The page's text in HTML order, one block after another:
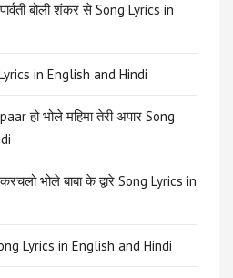
बोली शंकर से Song Lyrics in
in English and Hindi
हो भोले महिमा तेरी अपार Song
भोले बाबा के द्वारे Song Lyrics in
Lyrics in English and Hindi